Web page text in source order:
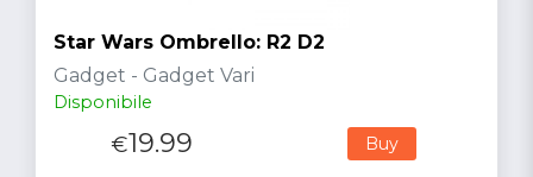
Star Wars Ombrello: R2 D2
Gadget - Gadget Vari
Disponibile
€19.99 Buy